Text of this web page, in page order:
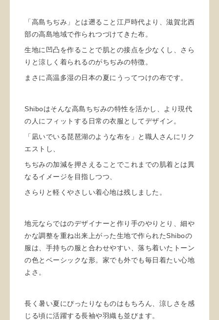
「高島ちぢみ」とは遡ること江戸時代より、滋賀北西
部の高島地域で作られつづけてきた布。
生地に凹凸を作ることで肌との接点を少なくし、さら
りと涼しく着られるのがちぢみの特徴。
まさに高温多湿の日本の夏にうってつけの布です。
Shiboはそんな高島ちぢみの特性を活かし、より現代
の人にフィットする日常の衣服としてデザイン。
「凪いでいる琵琶湖のような布を」と職人さんにリク
エストし、
ちぢみの加減を押さえることでこれまでの肌着とは異
なるイメージを目指しつつ、
さらりと軽くやさしい着心地は残しました。
地元ならではのデザイナーと作り手のやりとり、細や
かな調整を重ね出来上がった生地で作られたShiboの
服は、手持ちの服と合わせやすい、落ち着いたトーン
の色とベーシックな形。家でも外でも毎日着たい心地
よさ。
長く暑い夏にぴったりなものはもちろん、涼しさを感
じる頃に活躍する長袖や羽織も並びます。